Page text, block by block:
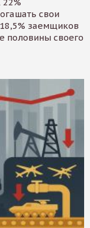
свои
заемщиков
половины своего